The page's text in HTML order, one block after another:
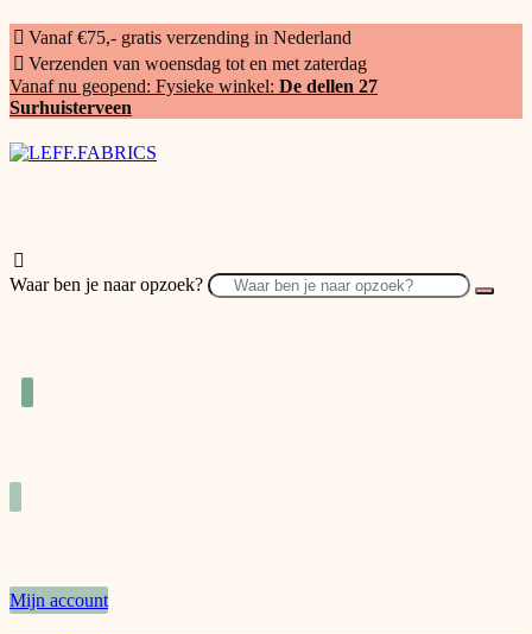
Vanaf €75,- gratis verzending in Nederland
Verzenden van woensdag tot en met zaterdag
Vanaf nu geopend: Fysieke winkel: De dellen 27
Surhuisterveen
Waar ben je naar opzoek?
Mijn account